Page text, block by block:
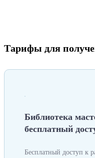
Тарифы для
Библиотека
бесплатный
Бесплатный доступ